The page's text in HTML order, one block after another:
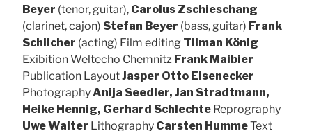
Beyer (tenor, guitar), Carolus Zschieschang
(clarinet, cajon) Stefan Beyer (bass, guitar) Frank
Schilcher (acting) Film editing Tilman König
Exibition Weltecho Chemnitz Frank Maibier
Publication LayoutJasper Otto Eisenecker
PhotographyAnija Seedler, Jan Stradtmann,
Heike Hennig, Gerhard Schlechte Reprography
Uwe Walter Lithography Carsten HummeText